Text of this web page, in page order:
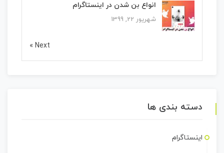
انواع بن شدن در اینستاگرام
شهریور 22, 1399
Next »
دسته بندی ها
اینستاگرام